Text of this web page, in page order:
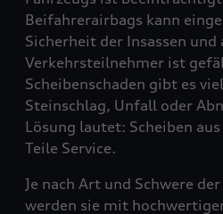
Beifahrerairbags kann
Sicherheit der Insassen und
Verkehrsteilnehmer ist
Scheibenschaden gibt es
Steinschlag, Unfall oder
Lösung lautet: Scheiben
Teile Service.
Je nach Art und Schwere
werden sie mit